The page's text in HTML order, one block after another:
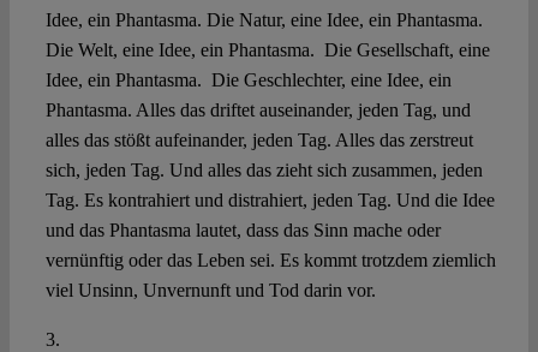
Idee, ein Phantasma. Die Natur, eine Idee, ein Phantasma.
Die Welt, eine Idee, ein Phantasma. Die Gesellschaft, eine
Idee, ein Phantasma. Die Geschlechter, eine Idee, ein
Phantasma. Alles das driftet auseinander, jeden Tag, und
alles das stößt aufeinander, jeden Tag. Alles das zerstreut
sich, jeden Tag. Und alles das zieht sich zusammen, jeden
Tag. Es kontrahiert und distrahiert, jeden Tag. Und die Idee
und das Phantasma lautet, dass das Sinn mache oder
vernünftig oder das Leben sei. Es kommt trotzdem ziemlich
viel Unsinn, Unvernunft und Tod darin vor.
3.